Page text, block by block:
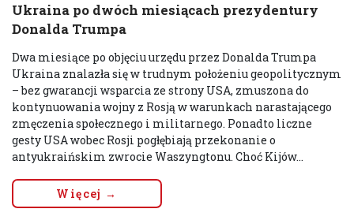
Ukraina po dwóch miesiącach prezydentury
Donalda Trumpa
Dwa miesiące po objęciu urzędu przez Donalda Trumpa
Ukraina znalazła się w trudnym położeniu geopolitycznym
– bez gwarancji wsparcia ze strony USA, zmuszona do
kontynuowania wojny z Rosją w warunkach narastającego
zmęczenia społecznego i militarnego. Ponadto liczne
gesty USA wobec Rosji pogłębiają przekonanie o
antyukraińskim zwrocie Waszyngtonu. Choć Kijów...
Więcej →